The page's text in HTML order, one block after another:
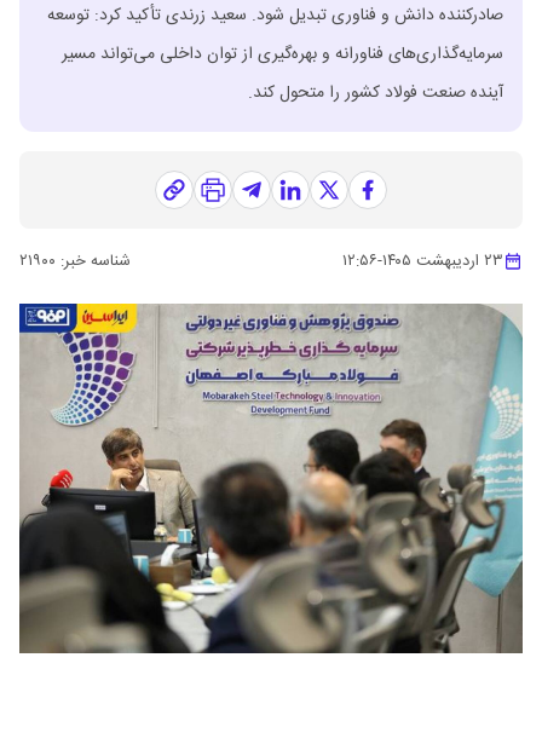
صادرکننده دانش و فناوری تبدیل شود. سعید زرندی تأکید کرد: توسعه
سرمایه‌گذاری‌های فناورانه و بهره‌گیری از توان داخلی می‌تواند مسیر
آینده صنعت فولاد کشور را متحول کند.
۲۳ اردیبهشت ۱۴۰۵ -۱۲:۵۶ شناسه خبر: ۲۱۹۰۰